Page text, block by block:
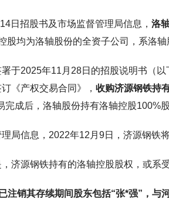
日招股书及市场监督管理局信息， 洛
股均为洛轴股份的全资子公司，系洛轴
于2025年11月28日的招股说明书（
《产权交易合同》， 收购济源钢铁持
完成后，洛轴股份持有洛轴控股100%股
局信息，2022年12月9日，济源钢铁
济源钢铁持有的洛轴控股股权，或系
注销其存续期间股东包括“张*强”，与